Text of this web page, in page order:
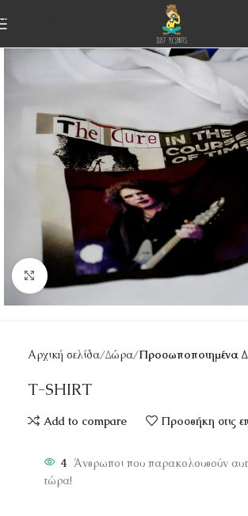
Skip to navigation
Skip to main content
Κάντε κλικ για μεγέθυνση
Αρχική σελίδα Δώρα Προσωποποιημένα
T-SHIRT
Add to compare Προσθήκη στις
4 Άνθρωποι που παρακολουθούν
τώρα!